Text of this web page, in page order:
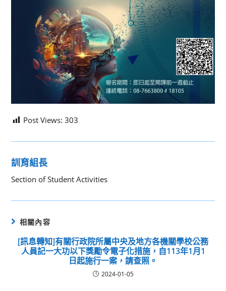
Post Views: 303
訓育組長
Section of Student Activities
相關內容
[訊息轉知]有關行政院所屬中央及地方各機關學校公務
人員記一大功以下獎勵令電子化措施，自113年1月1
日起施行一案，請查照。
2024-01-05